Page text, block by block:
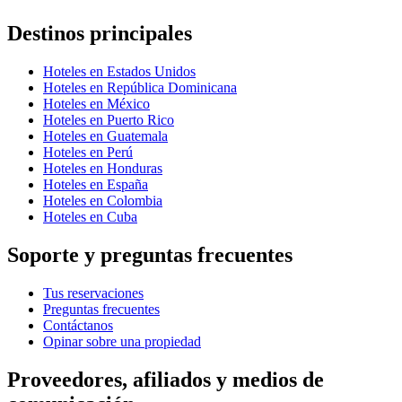
Destinos principales
Hoteles en Estados Unidos
Hoteles en República Dominicana
Hoteles en México
Hoteles en Puerto Rico
Hoteles en Guatemala
Hoteles en Perú
Hoteles en Honduras
Hoteles en España
Hoteles en Colombia
Hoteles en Cuba
Soporte y preguntas frecuentes
Tus reservaciones
Preguntas frecuentes
Contáctanos
Opinar sobre una propiedad
Proveedores, afiliados y medios de